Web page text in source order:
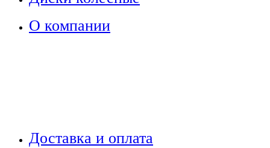
О компании
Доставка и оплата